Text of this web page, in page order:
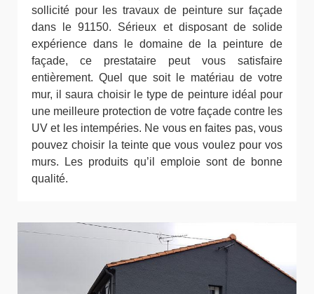
sollicité pour les travaux de peinture sur façade
dans le 91150. Sérieux et disposant de solide
expérience dans le domaine de la peinture de
façade, ce prestataire peut vous satisfaire
entièrement. Quel que soit le matériau de votre
mur, il saura choisir le type de peinture idéal pour
une meilleure protection de votre façade contre les
UV et les intempéries. Ne vous en faites pas, vous
pouvez choisir la teinte que vous voulez pour vos
murs. Les produits qu’il emploie sont de bonne
qualité.